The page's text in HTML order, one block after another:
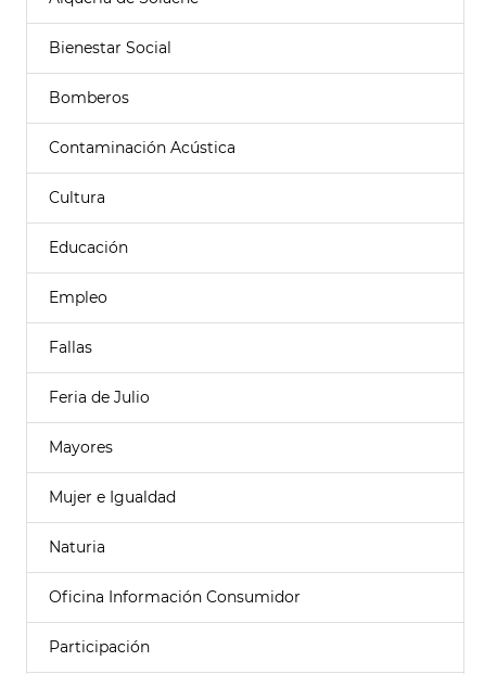
Bienestar Social
Bomberos
Contaminación Acústica
Cultura
Educación
Empleo
Fallas
Feria de Julio
Mayores
Mujer e Igualdad
Naturia
Oficina Información Consumidor
Participación